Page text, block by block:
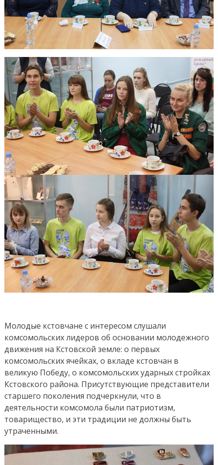
Молодые кстовчане с интересом слушали
комсомольских лидеров об основании молодежного
движения на Кстовской земле: о первых
комсомольских ячейках, о вкладе кстовчан в
великую Победу, о комсомольских ударных стройках
Кстовского района. Присутствующие представители
старшего поколения подчеркнули, что в
деятельности комсомола были патриотизм,
товарищество, и эти традиции не должны быть
утраченными.